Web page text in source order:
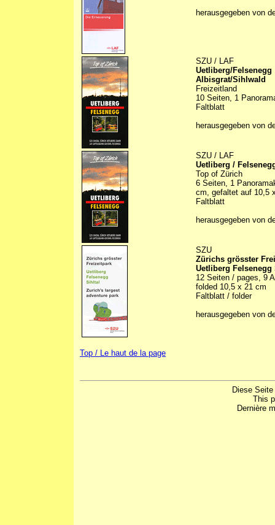
herausgegeben von
SZU / LAF
Uetliberg/Felsenegg
Albisgrat/Sihlwald
Freizeitland
10 Seiten, 1
Faltblatt
herausgegeben von
SZU / LAF
Uetliberg /
Top of Zürich
6 Seiten, 1
cm, gefaltet auf 10,5
Faltblatt
herausgegeben von
SZU
Zürichs grösster
Uetliberg Felsenegg
12 Seiten / pages, 9
folded 10,5 x 21 cm
Faltblatt / folder
herausgegeben von
Top / Le haut de la page
Diese
This
Dernière